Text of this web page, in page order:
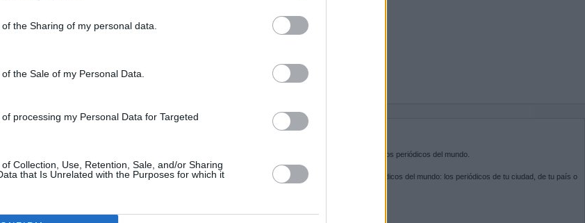
the Sharing of my personal data.
the Sale of my Personal Data.
processing my Personal Data for Targeted
Collection, Use, Retention, Sale, and/or Sharing
that Is Unrelated with the Purposes for which it
peor"
los viajeros procedentes de Italia tras el rechazo de
SOBRE KIOSKO.NET
es la puerta de entrada a los periódicos del mundo.
Navega por las portadas de los periódicos del mundo: los periódicos de tu ciudad, de tu país o
del otro extremo del mundo.